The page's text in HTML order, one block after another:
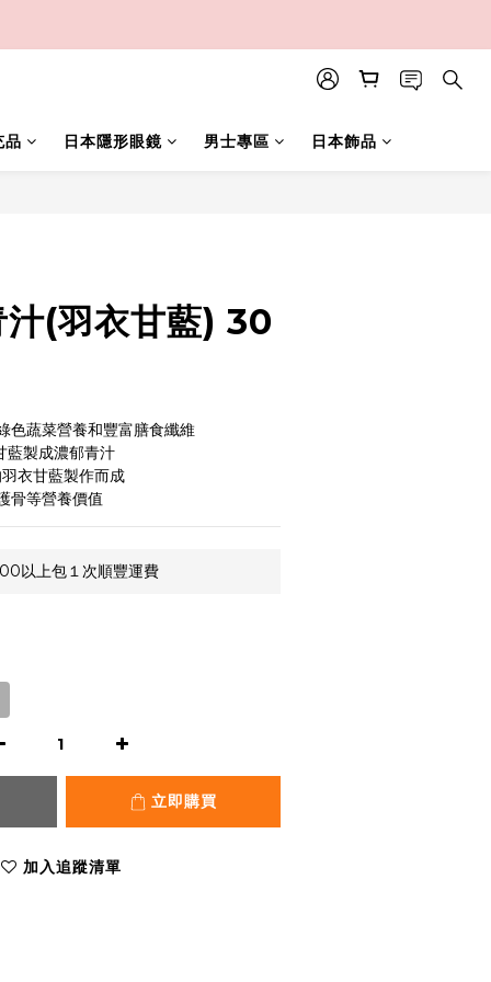
品 日本隱形眼鏡 男士專區 日本飾品
(羽衣甘藍) 30
色蔬菜營養和豐富膳食纖維
藍製成濃郁青汁
衣甘藍製作而成
骨等營養價值
以上包１次順豐運費
立即購買
加入追蹤清單